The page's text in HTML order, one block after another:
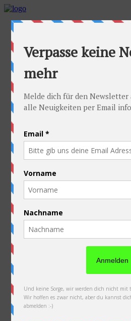
Home
Die häufigsten Fragen
Die Radler
Alexandra
Stefan
Kontakt
Die Route
Polen
Ukraine
Weißrussland
Russland
Kasachstan
Kirgistan
China
Laos
Neuseeland
Die gute Sache
Die Fotos & Videos
Russland
Kasachstan
Kirgistan